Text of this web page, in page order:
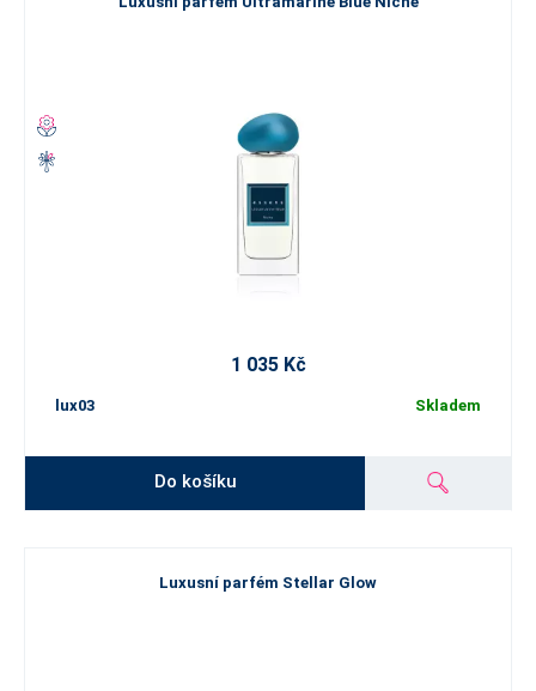
1 035 Kč
lux03 Skladem
Do košíku
Luxusní parfém Stellar Glow